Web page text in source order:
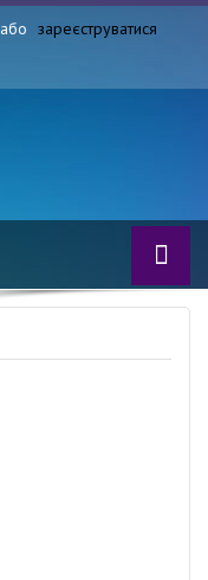
або зареєструватися